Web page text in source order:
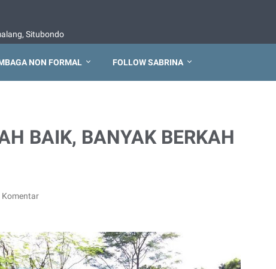
Situbondo
NON FORMAL FOLLOW SABRINA
BAIK, BANYAK BERKAH
Komentar